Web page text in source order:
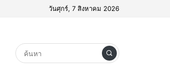
วันศุกร์, 7 สิงหาคม 2026